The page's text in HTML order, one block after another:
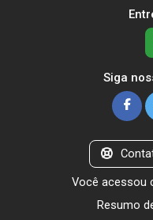
Siga
Você acessou
Resumo